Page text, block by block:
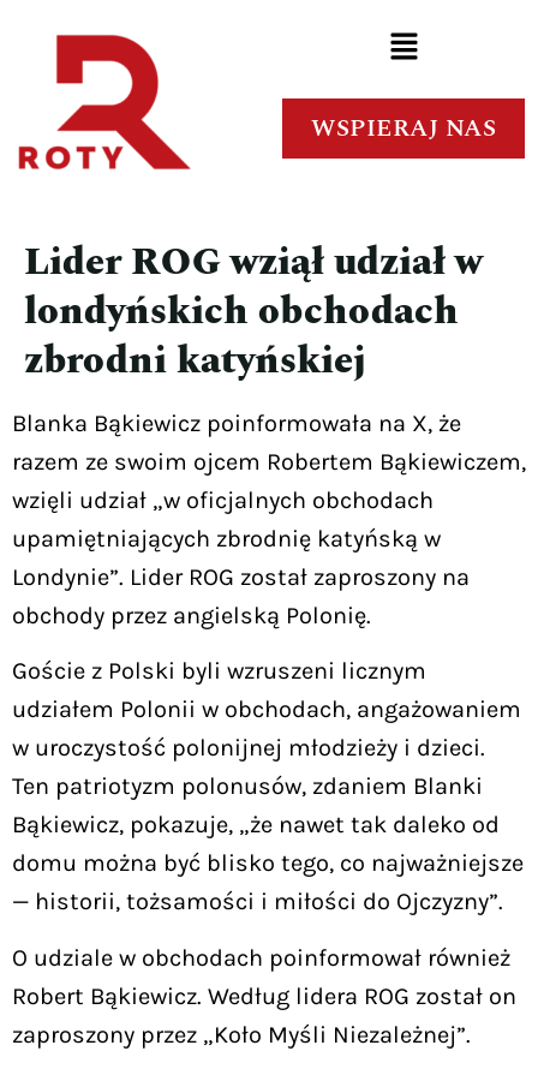
WSPIERAJ NAS
Lider ROG wziął udział w
londyńskich obchodach
zbrodni katyńskiej
Blanka Bąkiewicz poinformowała na X, że
razem ze swoim ojcem Robertem Bąkiewiczem,
wzięli udział „w oficjalnych obchodach
upamiętniających zbrodnię katyńską w
Londynie”. Lider ROG został zaproszony na
obchody przez angielską Polonię.
Goście z Polski byli wzruszeni licznym
udziałem Polonii w obchodach, angażowaniem
w uroczystość polonijnej młodzieży i dzieci.
Ten patriotyzm polonusów, zdaniem Blanki
Bąkiewicz, pokazuje, „że nawet tak daleko od
domu można być blisko tego, co najważniejsze
— historii, tożsamości i miłości do Ojczyzny”.
O udziale w obchodach poinformował również
Robert Bąkiewicz. Według lidera ROG został on
zaproszony przez „Koło Myśli Niezależnej”.